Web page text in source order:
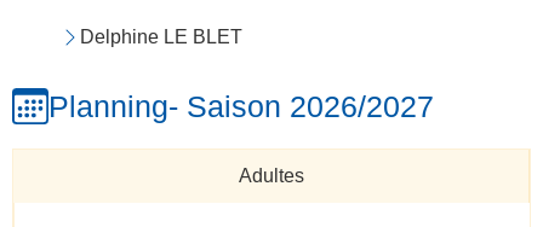
Delphine LE BLET
Planning- Saison 2026/2027
Adultes